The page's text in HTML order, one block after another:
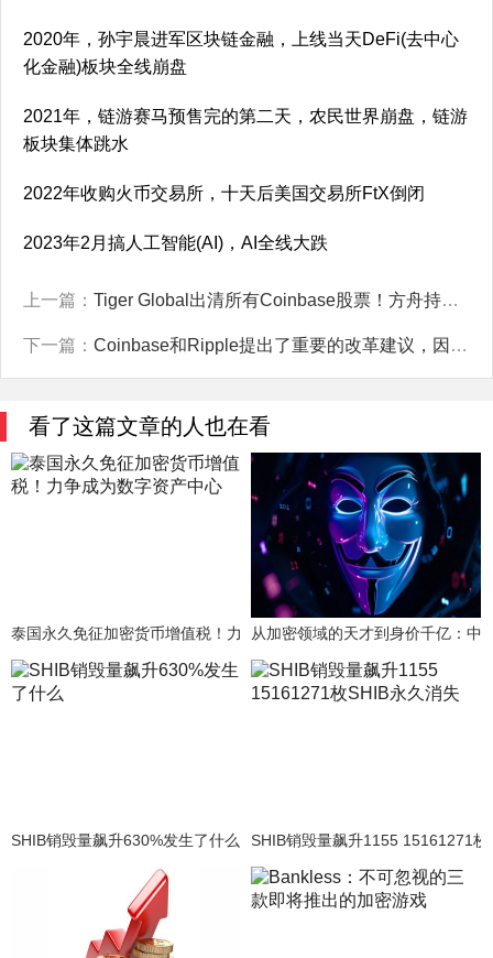
2020年，孙宇晨进军区块链金融，上线当天DeFi(去中心
化金融)板块全线崩盘
2021年，链游赛马预售完的第二天，农民世界崩盘，链游
板块集体跳水
2022年收购火币交易所，十天后美国交易所FtX倒闭
2023年2月搞人工智能(AI)，AI全线大跌
上一篇： Tiger Global出清所有Coinbase股票！方舟持续卖出再平衡
下一篇： Coinbase和Ripple提出了重要的改革建议，因为Elon Musk的DOGE意在推动对SEC进行改革。
看了这篇文章的人也在看
泰国永久免征加密货币增值税！力争成为数字资产中心
从加密领域的天才到身价千亿：中
SHIB销毁量飙升630%发生了什么 SHIB销毁量飙升1155 15161271枚